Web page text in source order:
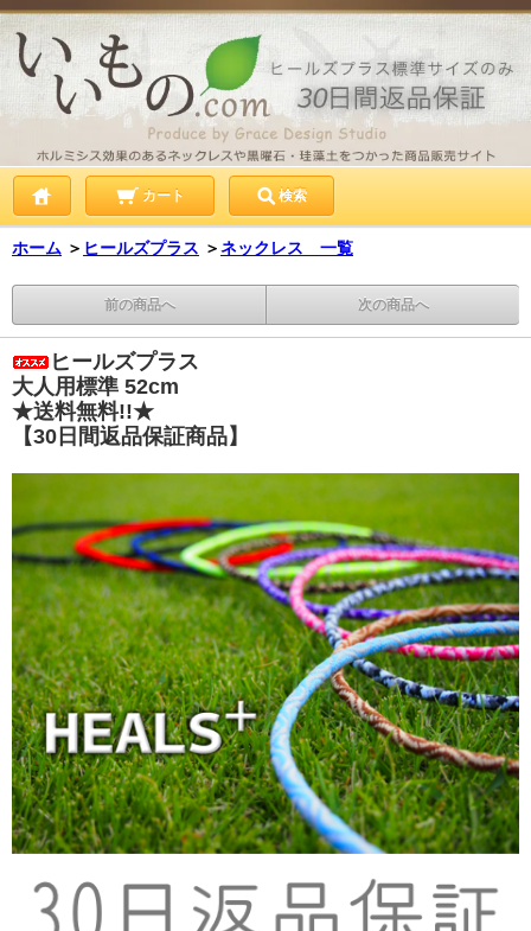
カート 検索
ホーム ＞ ヒールズプラス ＞ネックレス 一覧
前の商品へ 次の商品へ
ヒールズプラス
大人用標準 52cm
★送料無料!!★
【30日間返品保証商品】